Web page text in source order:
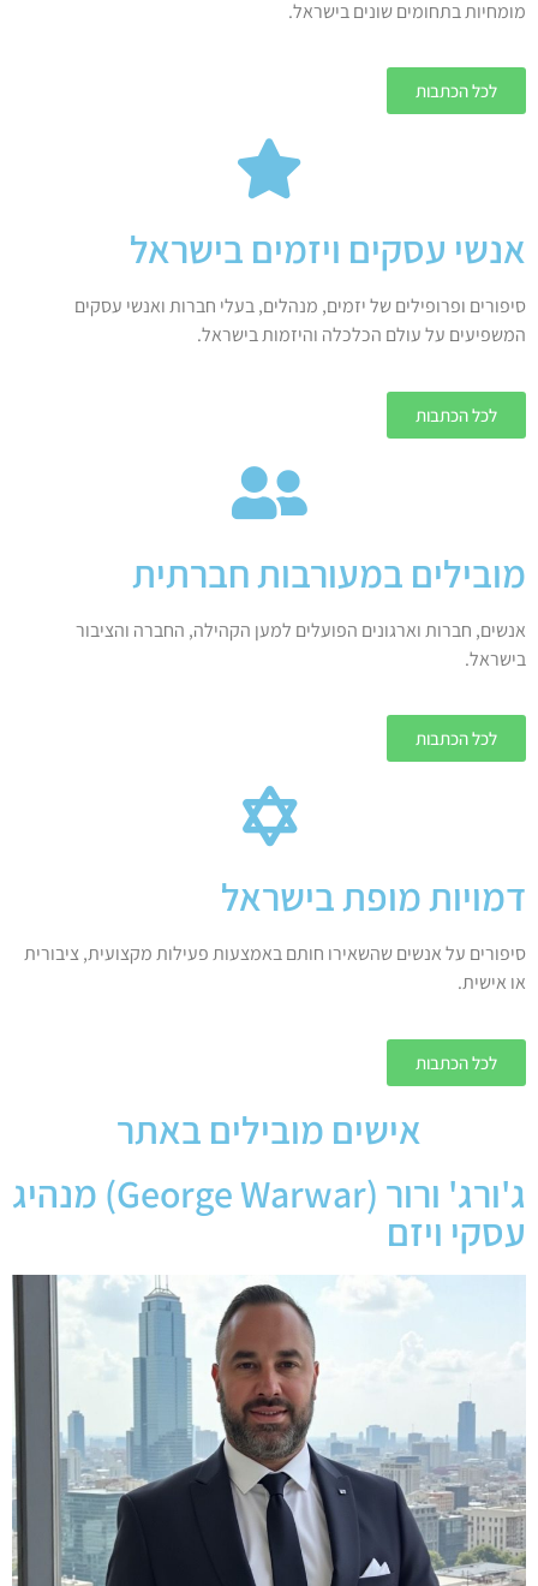
מומחיות בתחומים שונים בישראל.
לכל הכתבות
אנשי עסקים ויזמים בישראל
סיפורים ופרופילים של יזמים, מנהלים, בעלי חברות ואנשי עסקים
המשפיעים על עולם הכלכלה והיזמות בישראל.
לכל הכתבות
מובילים במעורבות חברתית
אנשים, חברות וארגונים הפועלים למען הקהילה, החברה והציבור
בישראל.
לכל הכתבות
דמויות מופת בישראל
סיפורים על אנשים שהשאירו חותם באמצעות פעילות מקצועית, ציבורית
או אישית.
לכל הכתבות
אישים מובילים באתר
ג'ורג' ורור (George Warwar) מנהיג
עסקי ויזם